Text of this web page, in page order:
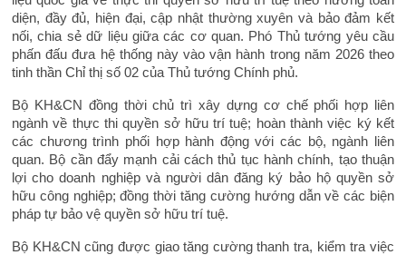
diện, đầy đủ, hiện đại, cập nhật thường xuyên và bảo đảm kết
nối, chia sẻ dữ liệu giữa các cơ quan. Phó Thủ tướng yêu cầu
phấn đấu đưa hệ thống này vào vận hành trong năm 2026 theo
tinh thần Chỉ thị số 02 của Thủ tướng Chính phủ.
Bộ KH&CN đồng thời chủ trì xây dựng cơ chế phối hợp liên
ngành về thực thi quyền sở hữu trí tuệ; hoàn thành việc ký kết
các chương trình phối hợp hành động với các bộ, ngành liên
quan. Bộ cần đẩy mạnh cải cách thủ tục hành chính, tạo thuận
lợi cho doanh nghiệp và người dân đăng ký bảo hộ quyền sở
hữu công nghiệp; đồng thời tăng cường hướng dẫn về các biện
pháp tự bảo vệ quyền sở hữu trí tuệ.
Bộ KH&CN cũng được giao tăng cường thanh tra, kiểm tra việc